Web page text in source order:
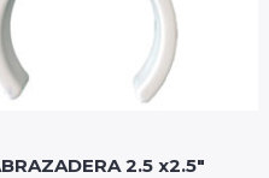
2.5 x2.5″